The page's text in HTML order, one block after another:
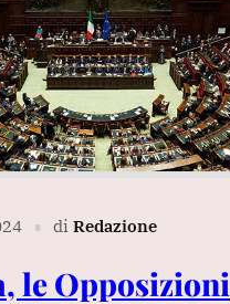
∎ di Redazione
le Opposizioni